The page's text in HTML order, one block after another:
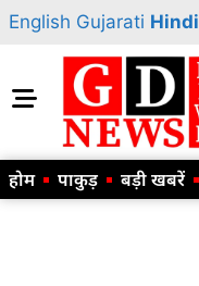
English Gujarati Hindi
होम पाकुड़ बड़ी खबरें